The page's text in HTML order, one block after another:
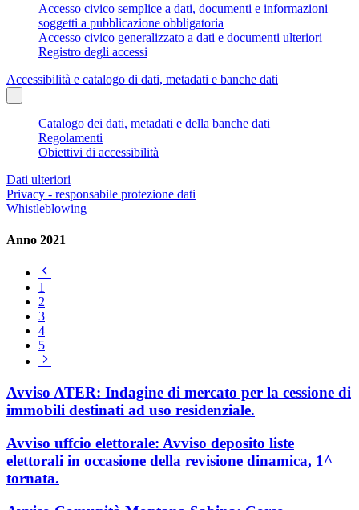
Accesso civico semplice a dati, documenti e informazioni
soggetti a pubblicazione obbligatoria
Accesso civico generalizzato a dati e documenti ulteriori
Registro degli accessi
Accessibilità e catalogo di dati, metadati e banche dati
Catalogo dei dati, metadati e della banche dati
Regolamenti
Obiettivi di accessibilità
Dati ulteriori
Privacy - responsabile protezione dati
Whistleblowing
Anno 2021
1
2
3
4
5
Avviso ATER: Indagine di mercato per la cessione di
immobili destinati ad uso residenziale.
Avviso uffcio elettorale: Avviso deposito liste
elettorali in occasione della revisione dinamica, 1^
tornata.